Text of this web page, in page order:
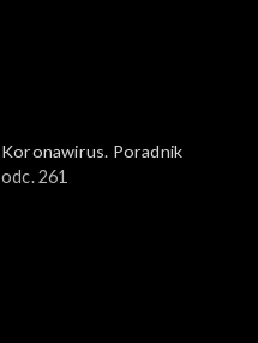
Koronawirus. Poradnik
odc. 261